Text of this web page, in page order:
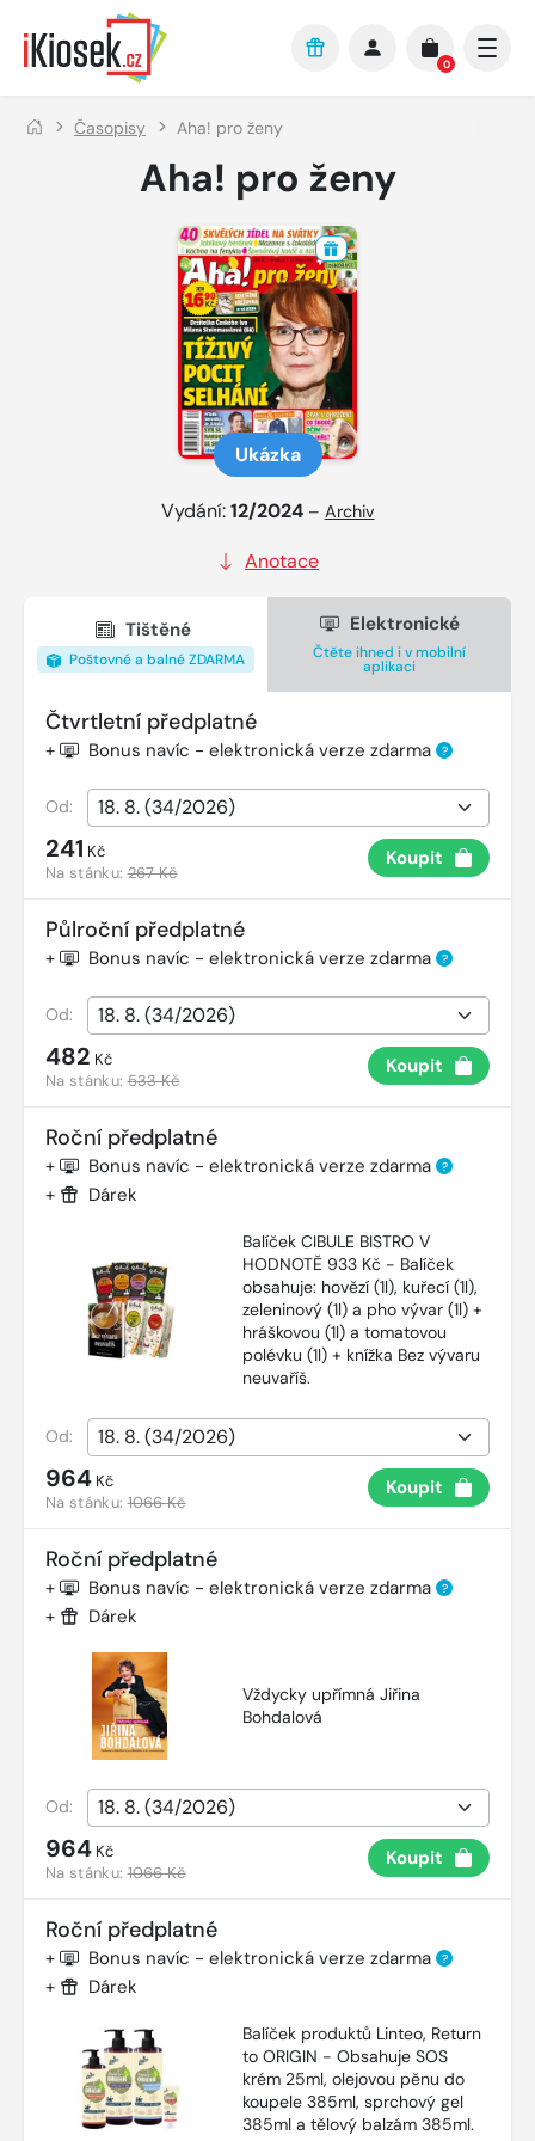
Přejít na hlavní obsah
0
Časopisy Aha! pro ženy
Aha! pro ženy
Ukázka
Vydání:12/2024 – Archiv
Anotace
Tištěné
Poštovné a balné ZDARMA
Elektronické
Čtěte ihned i v mobilní
aplikaci
Čtvrtletní předplatné
+ Bonus navíc - elektronická verze zdarma ?
Od:
241 Kč
Na stánku:267 Kč
Koupit
Půlroční předplatné
+ Bonus navíc - elektronická verze zdarma ?
Od:
482 Kč
Na stánku:533 Kč
Koupit
Roční předplatné
+ Bonus navíc - elektronická verze zdarma ?
+ Dárek
Balíček CIBULE BISTRO V
HODNOTĚ 933 Kč - Balíček
obsahuje: hovězí (1l), kuřecí (1l),
zeleninový (1l) a pho vývar (1l) +
hráškovou (1l) a tomatovou
polévku (1l) + knížka Bez vývaru
neuvaříš.
Od:
964 Kč
Na stánku:1066 Kč
Koupit
Roční předplatné
+ Bonus navíc - elektronická verze zdarma ?
+ Dárek
Vždycky upřímná Jiřina
Bohdalová
Od:
964 Kč
Na stánku:1066 Kč
Koupit
Roční předplatné
+ Bonus navíc - elektronická verze zdarma ?
+ Dárek
Balíček produktů Linteo, Return
to ORIGIN - Obsahuje SOS
krém 25ml, olejovou pěnu do
koupele 385ml, sprchový gel
385ml a tělový balzám 385ml.